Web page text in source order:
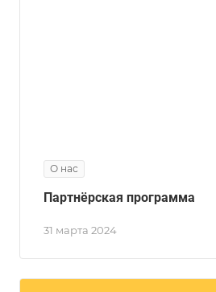
О нас
31 марта 2024
Партнёрская программа